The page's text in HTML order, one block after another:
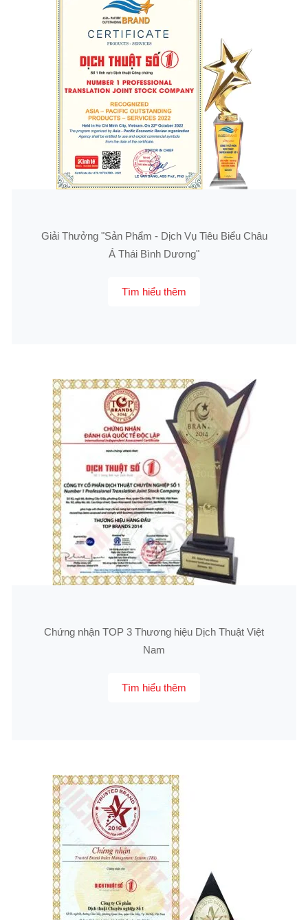
Giải Thưởng "Sản Phẩm - Dịch Vụ Tiêu Biểu Châu
Á Thái Bình Dương"
Tìm hiểu thêm
Chứng nhận TOP 3 Thương hiệu Dịch Thuật Việt
Nam
Tìm hiểu thêm